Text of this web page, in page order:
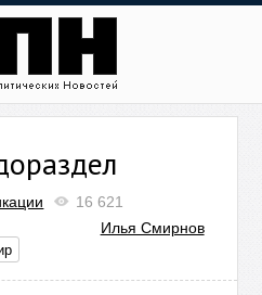
16 621
Илья Смирнов